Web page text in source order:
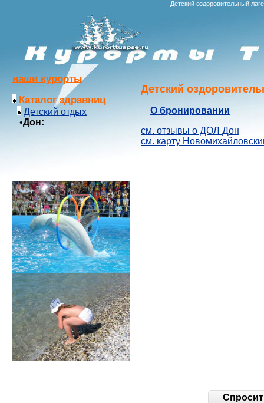
Детский оздоровительный
наши курорты
Каталог здравниц
Детский отдых
•Дон:
Детский
О бронировании
см. отзывы о ДОЛ Дон
см. карту